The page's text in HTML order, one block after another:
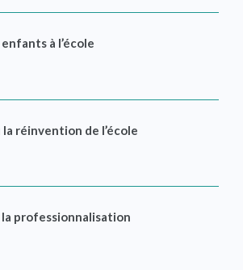
à l’école
la réinvention de l’école
professionnalisation